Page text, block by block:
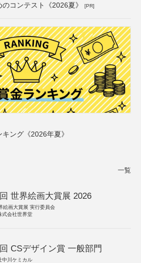
コンテスト《2026夏》 [PR]
ング《2026年夏》
一覧
世界絵画大賞展 2026
絵画大賞展 実行委員会
式会社世界堂
CSデザイン賞 一般部門
中川ケミカル